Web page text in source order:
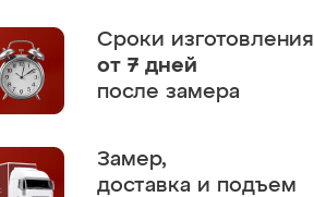
Сроки изготовления
от 7 дней
после замера
Замер,
доставка и подъем